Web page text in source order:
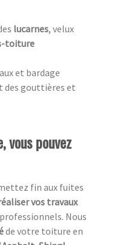
lucarnes, velux
toiture
et bardage
des gouttières et
pouvez
fin aux fuites
vos travaux
Nous
de votre toiture en